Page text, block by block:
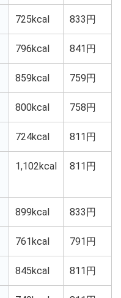
725kcal 833円
796kcal 841円
859kcal 759円
800kcal 758円
724kcal 811円
1,102kcal 811円
899kcal 833円
761kcal 791円
845kcal 811円